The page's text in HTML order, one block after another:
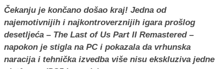
Čekanju je končano došao kraj! Jedna od
najemotivnijih i najkontroverznijih igara prošlog
desetljeća – The Last of Us Part II Remastered –
napokon je stigla na PC i pokazala da vrhunska
naracija i tehnička izvedba više nisu ekskluziva jedne